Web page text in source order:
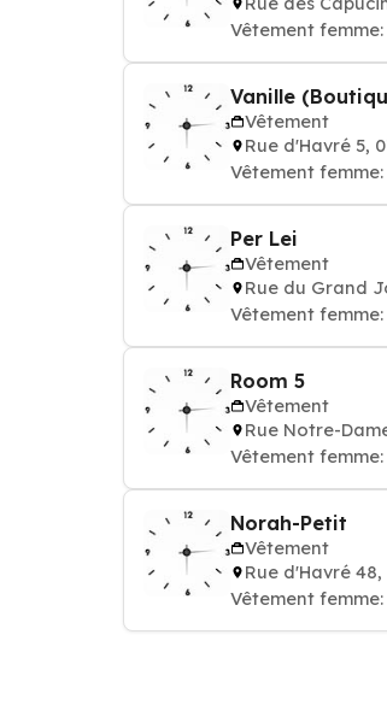
Vêtement
Vanille
Vêtement
Rue d'Havré 5,
Vêtement
Per Lei
Vêtement
Rue du Grand
Vêtement
Room 5
Vêtement
Rue Notre-
Vêtement
Norah-Petit
Vêtement
Rue d'Havré 48,
Vêtement